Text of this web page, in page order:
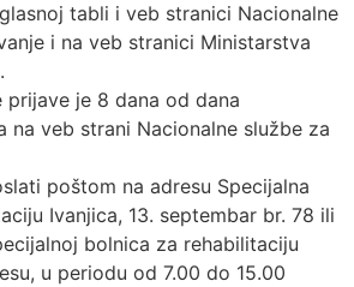
tabli i veb stranici Nacionalne
i na veb stranici Ministarstva
prijave je 8 dana od dana
na veb strani Nacionalne službe za
poštom na adresu Specijalna
Ivanjica, 13. septembar br. 78 ili
bolnica za rehabilitaciju
u periodu od 7.00 do 15.00